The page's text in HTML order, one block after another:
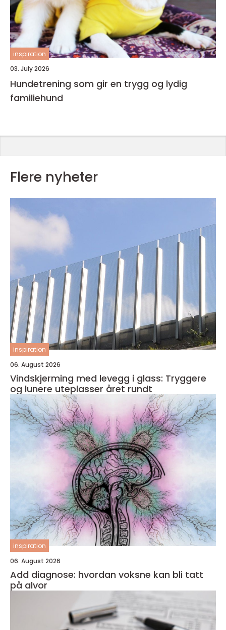
inspiration
03. July 2026
Hundetrening som gir en trygg og lydig
familiehund
Flere nyheter
inspiration
06. August 2026
Vindskjerming med levegg i glass: Tryggere
og lunere uteplasser året rundt
inspiration
06. August 2026
Add diagnose: hvordan voksne kan bli tatt
på alvor